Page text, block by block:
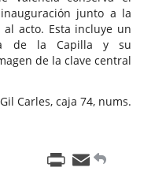
junto a la
acto. Esta incluye un
de la Capilla y su
de la clave central
Carles, caja 74, nums.
PrintEmail